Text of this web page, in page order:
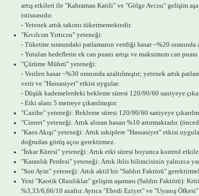
artış etkileri ile "Kahraman Katili" ve "Gölge Avcısı" gelişim
istisnasıdır.
- Yetenek artık takıntı tüketmemektedir.
"Kıvılcım Yırtıcısı" yeteneği:
- Tüketme sırasındaki patlamanın verdiği hasar ~%20 oranında
- Yutulan hedeflerin ek can puanı artışı ve maksimum can
"Çürüme Mührü" yeteneği:
- Verilen hasar ~%30 oranında azaltılmıştır; yetenek artık
verir ve "Hassasiyet" etkisi uygular.
- Düşük kademelerdeki bekleme süresi 120/90/60 saniyeye
- Etki alanı 5 metreye çıkarılmıştır.
"Cazibe" yeteneği: Bekleme süresi 120/90/60 saniyeye
"Cinnet" yeteneği: Artık alınan hasarı %10 artırmaktadır.
"Kaos Akışı" yeteneği: Artık rakiplere "Hassasiyet" etkisi
doğrudan görüş açısı gerektirmez.
"İnkar Küresi" yeteneği: Artık etki süresi boyunca kontrol
"Karanlık Perdesi" yeteneği: Artık iblis bilimcisinin yalnızca
"Son Ayin" yeteneği: Artık aktif bir "Saldırı Faktörü"
Yeni "Kaotik Olasılıklar" gelişim aşaması (Saldırı Faktörü):
%3,33/6,66/10 azaltır. Ayrıca "Ebedi Eziyet" ve "Uyanış